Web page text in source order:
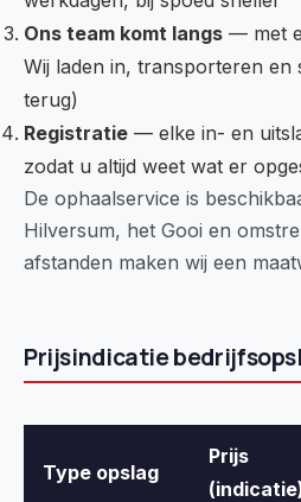
Ons team komt langs — met
Wij laden in, transporteren en
terug)
Registratie — elke in- en
zodat u altijd weet wat er
De ophaalservice is
Hilversum, het Gooi en
afstanden maken wij een
Prijsindicatie
Type opslag
Prijs